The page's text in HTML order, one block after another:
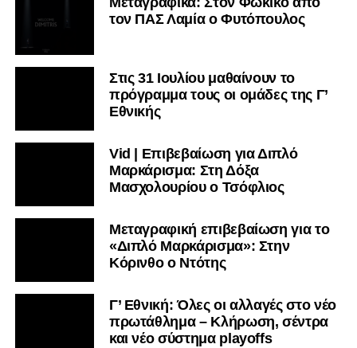
τον ΠΑΣ Λαμία ο Φυτόπουλος
Στις 31 Ιουλίου μαθαίνουν το
πρόγραμμα τους οι ομάδες της Γ’
Εθνικής
Vid | Επιβεβαίωση για Διπλό
Μαρκάρισμα: Στη Δόξα
Μασχολουρίου ο Τσόφλιος
Μεταγραφική επιβεβαίωση για το
«Διπλό Μαρκάρισμα»: Στην
Κόρινθο ο Ντότης
Γ’ Εθνική: Όλες οι αλλαγές στο νέο
πρωτάθλημα – Κλήρωση, σέντρα
και νέο σύστημα playoffs